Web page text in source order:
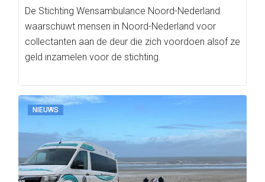
De Stichting Wensambulance Noord-Nederland
waarschuwt mensen in Noord-Nederland voor
collectanten aan de deur die zich voordoen alsof ze
geld inzamelen voor de stichting.
NIEUWS